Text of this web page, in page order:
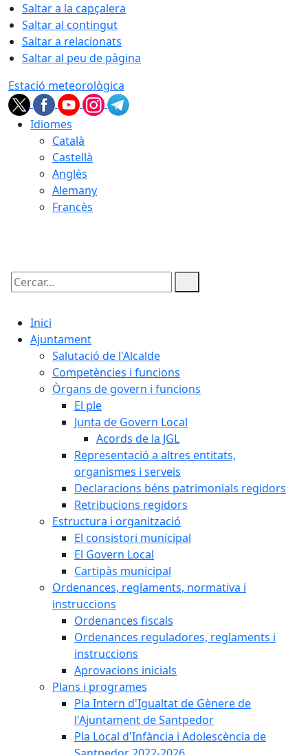
Saltar a la capçalera
Saltar al contingut
Saltar a relacionats
Saltar al peu de pàgina
Estació meteorològica
Idiomes
Català
Castellà
Anglès
Alemany
Francès
Cercar:
Inici
Ajuntament
Salutació de l'Alcalde
Competències i funcions
Òrgans de govern i funcions
El ple
Junta de Govern Local
Acords de la JGL
Representació a altres entitats,
organismes i serveis
Declaracions béns patrimonials regidors
Retribucions regidors
Estructura i organització
El consistori municipal
El Govern Local
Cartipàs municipal
Ordenances, reglaments, normativa i
instruccions
Ordenances fiscals
Ordenances reguladores, reglaments i
instruccions
Aprovacions inicials
Plans i programes
Pla Intern d'Igualtat de Gènere de
l'Ajuntament de Santpedor
Pla Local d'Infància i Adolescència de